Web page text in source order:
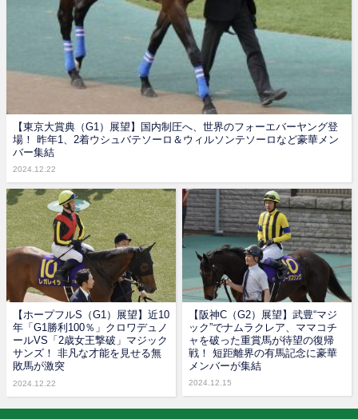
【東京大賞典（G1）展望】国内制圧へ、世界のフォーエバーヤング登
場！ 昨年1、2着ウシュバテソーロ＆ウィルソンテソーロなど豪華メン
バー集結
2024.12.22
【ホープフルS（G1）展望】近10
年「G1勝利100％」クロワデュノ
ールVS「2歳女王撃破」マジック
サンズ！ 非凡な才能を見せる無
敗馬が激突
2024.12.22
【阪神C（G2）展望】武豊“マジ
ック”でナムラクレア、ママコチ
ャを破った重賞馬が待望の復帰
戦！ 短距離界の有馬記念に豪華
メンバーが集結
2024.12.15